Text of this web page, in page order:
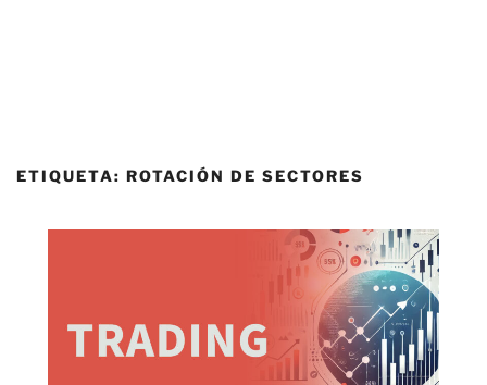
ETIQUETA: ROTACIÓN DE SECTORES